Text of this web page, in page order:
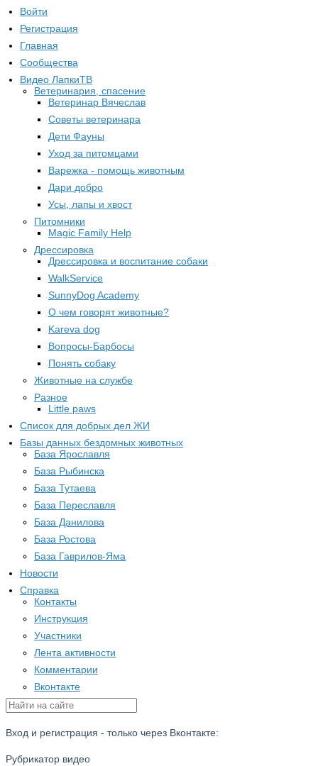
Войти
Регистрация
Главная
Сообщества
Видео ЛапкиТВ
Ветеринария, спасение
Ветеринар Вячеслав
Советы ветеринара
Дети Фауны
Уход за питомцами
Варежка - помощь животным
Дари добро
Усы, лапы и хвост
Питомники
Magic Family Help
Дрессировка
Дрессировка и воспитание собаки
WalkService
SunnyDog Academy
О чем говорят животные?
Kareva dog
Вопросы-Барбосы
Понять собаку
Животные на службе
Разное
Little paws
Список для добрых дел ЖИ
Базы данных бездомных животных
База Ярославля
База Рыбинска
База Тутаева
База Переславля
База Данилова
База Ростова
База Гаврилов-Яма
Новости
Справка
Контакты
Инструкция
Участники
Лента активности
Комментарии
Вконтакте
Вход и регистрация - только через Вконтакте:
Рубрикатор видео